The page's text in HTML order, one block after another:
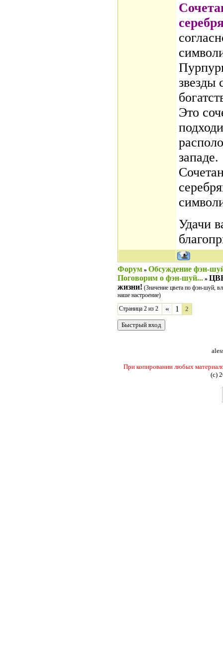
звезды
Это
западе.
Удачи
Форум » Обсуждение фэн-
Поговорим о фэн-шуй... »
жизни! (Значение цвета по фэн-шуй,
наше настроение)
Страница 2 из 2 « 1 2
При копировании любых
(c)